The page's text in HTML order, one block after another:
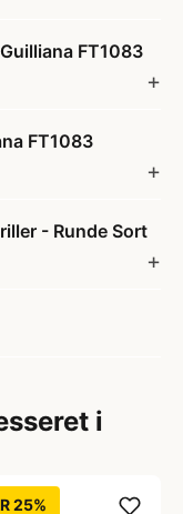
FT1083
FT1083
- Runde Sort
i
25%